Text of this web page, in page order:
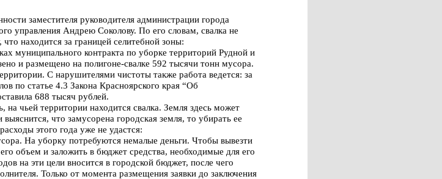
заместителя руководителя администрации города
управления Андрею Соколову. По его словам, свалка не
находится за границей селитебной зоны:
муниципального контракта по уборке территорий Рудной и
и размещено на полигоне-свалке 592 тысячи тонн мусора.
С нарушителями чистоты также работа ведется: за
по статье 4.3 Закона Красноярского края “Об
688 тысяч рублей.
чьей территории находится свалка. Земля здесь может
что замусорена городская земля, то убирать ее
этого года уже не удастся:
На уборку потребуются немалые деньги. Чтобы вывезти
объем и заложить в бюджет средства, необходимые для его
на эти цели вносится в городской бюджет, после чего
Только от момента размещения заявки до заключения